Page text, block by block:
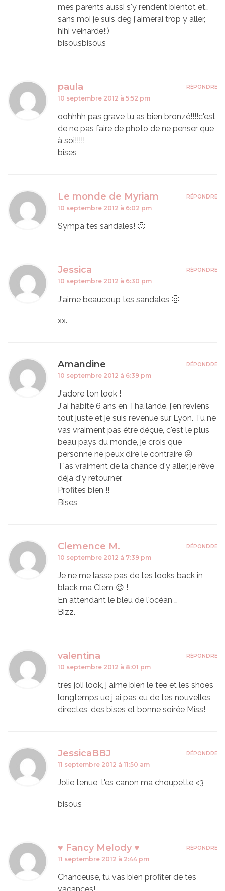
mes parents aussi s'y rendent bientot et…
sans moi je suis deg j'aimerai trop y aller,
hihi veinarde!:)
bisousbisous
paula
10 septembre 2012 à 5:52 pm
oohhhh pas grave tu as bien bronzé!!!!c'est
de ne pas faire de photo de ne penser que
à soi!!!!!
bises
RÉPONDRE
Le monde de Myriam
10 septembre 2012 à 6:02 pm
Sympa tes sandales! 🙂
RÉPONDRE
Jessica
10 septembre 2012 à 6:30 pm
J'aime beaucoup tes sandales 🙂
xx.
RÉPONDRE
Amandine
10 septembre 2012 à 6:39 pm
J'adore ton look !
J'ai habité 6 ans en Thaïlande, j'en reviens
tout juste et je suis revenue sur Lyon. Tu ne
vas vraiment pas être déçue, c'est le plus
beau pays du monde, je crois que
personne ne peux dire le contraire 😛
T'as vraiment de la chance d'y aller, je rêve
déjà d'y retourner.
Profites bien !!
Bises
RÉPONDRE
Clemence M.
10 septembre 2012 à 7:39 pm
Je ne me lasse pas de tes looks back in
black ma Clem 😉 !
En attendant le bleu de l'océan …
Bizz.
RÉPONDRE
valentina
10 septembre 2012 à 8:01 pm
tres joli look, j aime bien le tee et les shoes
longtemps ue j ai pas eu de tes nouvelles
directes, des bises et bonne soirée Miss!
RÉPONDRE
JessicaBBJ
11 septembre 2012 à 11:50 am
Jolie tenue, t'es canon ma choupette <3
bisous
RÉPONDRE
♥ Fancy Melody ♥
11 septembre 2012 à 2:44 pm
Chanceuse, tu vas bien profiter de tes
vacances!
RÉPONDRE